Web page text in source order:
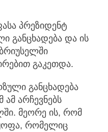
პრეზიდენტ
განცხადება და ის
გაკეთდა.
განცხადება
არჩევნებს
მეორე ის, რომ
რომელიც